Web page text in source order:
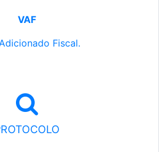
VAF
Fiscal.